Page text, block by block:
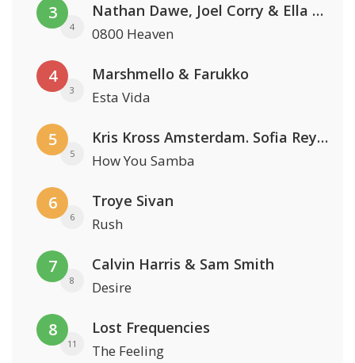
3
4
Nathan Dawe, Joel Corry & Ella Henderson
0800 Heaven
4
3
Marshmello & Farukko
Esta Vida
5
5
Kris Kross Amsterdam. Sofia Reyes & Tinie Tempah
How You Samba
6
6
Troye Sivan
Rush
7
8
Calvin Harris & Sam Smith
Desire
8
11
Lost Frequencies
The Feeling